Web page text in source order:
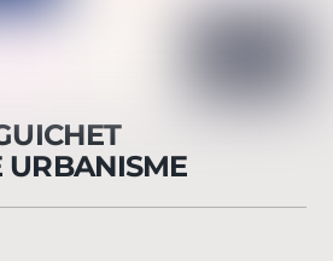
URBANISME